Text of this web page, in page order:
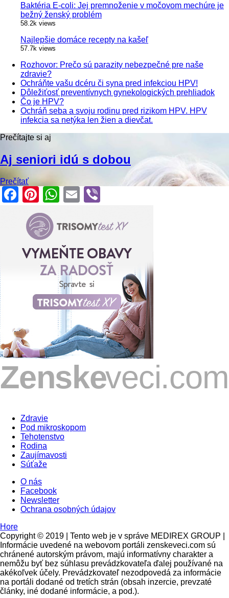
Baktéria E-coli: Jej premnoženie v močovom mechúre je
bežný ženský problém
58.2k views
Najlepšie domáce recepty na kašeľ
57.7k views
Rozhovor: Prečo sú parazity nebezpečné pre naše
zdravie?
Ochráňte vašu dcéru či syna pred infekciou HPV!
Dôležiťosť preventívnych gynekologických prehliadok
Čo je HPV?
Ochráň seba a svoju rodinu pred rizikom HPV. HPV
infekcia sa netýka len žien a dievčat.
Prečítajte si aj
Aj seniori idú s dobou
Prečítať
Facebook
Pinterest
WhatsApp
Email
Zdravie
Pod mikroskopom
Tehotenstvo
Rodina
Zaujímavosti
Súťaže
O nás
Facebook
Newsletter
Ochrana osobných údajov
Hore
Copyright © 2019 | Tento web je v správe MEDIREX GROUP |
Informácie uvedené na webovom portáli zenskeveci.com sú
chránené autorským právom, majú informatívny charakter a
nemôžu byť bez súhlasu prevádzkovateľa ďalej používané na
akékoľvek účely. Prevádzkovateľ nezodpovedá za informácie
na portáli dodané od tretích strán (obsah inzercie, prevzaté
články, iné dodané informácie, a pod.).